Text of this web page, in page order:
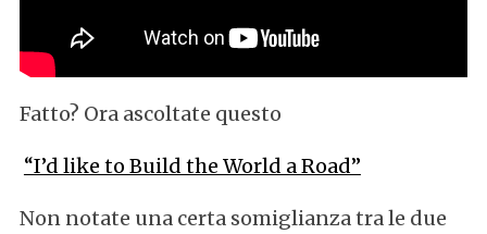
Fatto? Ora ascoltate questo
“I’d like to Build the World a Road”
Non notate una certa somiglianza tra le due